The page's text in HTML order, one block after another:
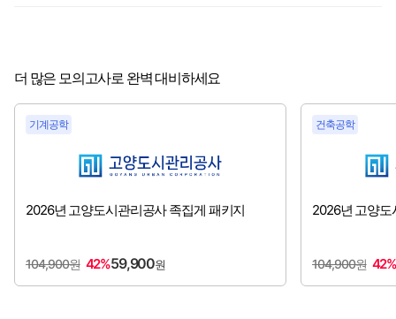
더 많은 모의고사로 완벽 대비하세요
기계공학
2026년 고양도시관리공사 족집게 패키지
104,900원 42%59,900원
건축공학
2026년 고양
104,900원